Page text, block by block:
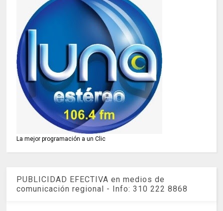
La mejor programación a un Clic
PUBLICIDAD EFECTIVA en medios de
comunicación regional - Info: 310 222 8868